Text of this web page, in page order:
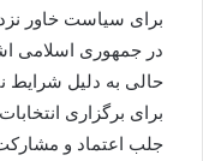
برای سیاست خاور
در جمهوری اسلامی
حالی به دلیل شرایط
برای برگزاری
جلب اعتماد و